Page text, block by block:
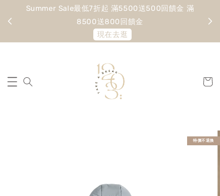
Summer Sale最低7折起 滿5500送500回饋金 滿
8500送800回饋金
現在去逛
特價不退換